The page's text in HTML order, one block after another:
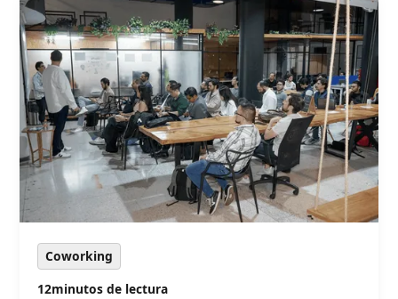
Coworking
12minutos de lectura